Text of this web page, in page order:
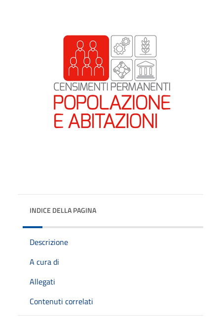
INDICE DELLA PAGINA
Descrizione
A cura di
Allegati
Contenuti correlati